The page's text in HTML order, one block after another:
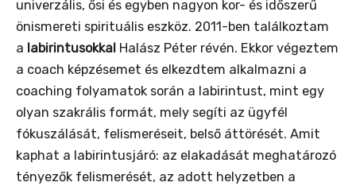
univerzális, ősi és egyben nagyon kor- és időszerű
önismereti spirituális eszköz. 2011-ben találkoztam
a labirintusokkal Halász Péter révén. Ekkor végeztem
a coach képzésemet és elkezdtem alkalmazni a
coaching folyamatok során a labirintust, mint egy
olyan szakrális formát, mely segíti az ügyfél
fókuszálását, felismeréseit, belső áttörését. Amit
kaphat a labirintusjáró: az elakadását meghatározó
tényezők felismerését, az adott helyzetben a